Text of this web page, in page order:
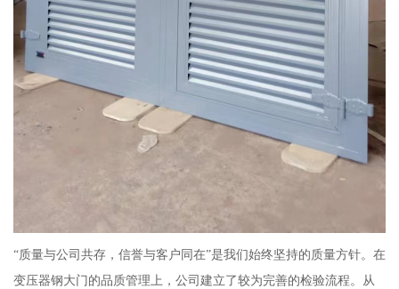
“质量与公司共存，信誉与客户同在”是我们始终坚持的质量方针。在
变压器钢大门的品质管理上，公司建立了较为完善的检验流程。从